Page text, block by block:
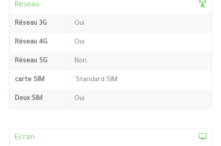
Réseau
Réseau 3G Oui
Réseau 4G Oui
Réseau 5G Non
carte SIM `Standard SIM
Deux SIM Oui
Ecran